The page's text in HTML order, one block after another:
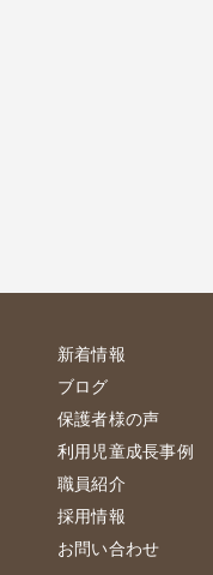
新着情報
ブログ
保護者様の声
利用児童成長事例
職員紹介
採用情報
お問い合わせ